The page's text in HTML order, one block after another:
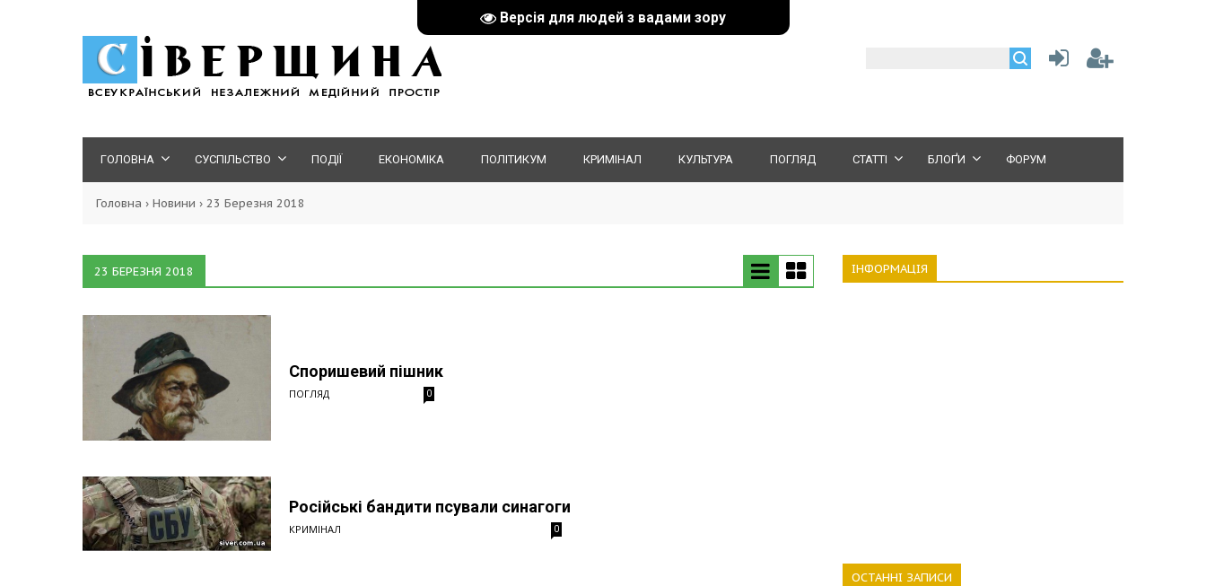
Версія для людей з вадами зору
ГОЛОВНА СУСПІЛЬСТВО ПОДІЇ ЕКОНОМІКА ПОЛІТИКУМ КРИМІНАЛ КУЛЬТУРА ПОГЛЯД СТАТТІ БЛОҐИ ФОРУМ
Головна › Новини › 23 Березня 2018
23 БЕРЕЗНЯ 2018
Споришевий пішник
ПОГЛЯД 0
Російські бандити псували синагоги
КРИМІНАЛ 0
ІНФОРМАЦІЯ
ОСТАННІ ЗАПИСИ